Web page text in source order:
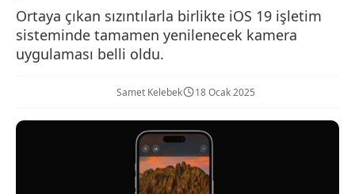
Ortaya çıkan sızıntılarla birlikte iOS 19 işletim
sisteminde tamamen yenilenecek kamera
uygulaması belli oldu.
Samet Kelebek 18 Ocak 2025